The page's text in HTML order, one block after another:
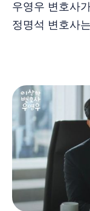
우영우 변호사
정명석 변호사